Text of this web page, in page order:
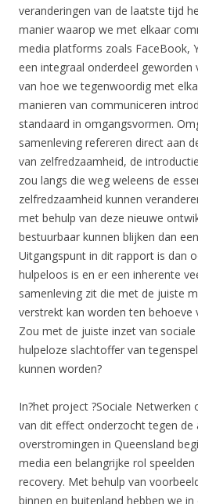
veranderingen van de laatste tijd
manier waarop we met elkaar
media platforms zoals FaceBook,
een integraal onderdeel geworden
van hoe we tegenwoordig met
manieren van communiceren
standaard in omgangsvormen.
samenleving refereren direct aan
van zelfredzaamheid, de
zou langs die weg weleens de
zelfredzaamheid kunnen
met behulp van deze nieuwe
bestuurbaar kunnen blijken dan
Uitgangspunt in dit rapport is dan
hulpeloos is en er een inherente
samenleving zit die met de juiste
verstrekt kan worden ten behoeve
Zou met de juiste inzet van
hulpeloze slachtoffer van
kunnen worden?
In?het project ?Sociale Netwerken
van dit effect onderzocht tegen de
overstromingen in Queensland
media een belangrijke rol
recovery. Met behulp van
binnen en buitenland hebben we